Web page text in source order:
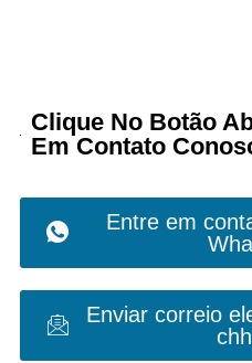
Clique No Botão
Em Contato
Entre em
Enviar correio